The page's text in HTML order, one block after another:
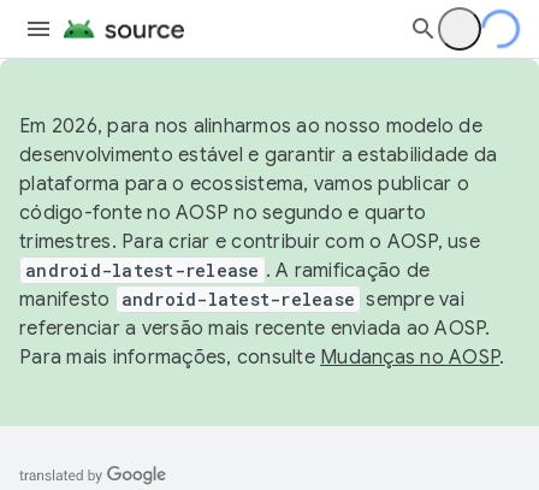
Em 2026, para nos alinharmos ao nosso modelo de
desenvolvimento estável e garantir a estabilidade da
plataforma para o ecossistema, vamos publicar o
código-fonte no AOSP no segundo e quarto
trimestres. Para criar e contribuir com o AOSP, use
android-latest-release . A ramificação de
manifesto
android-latest-release sempre vai
referenciar a versão mais recente enviada ao AOSP.
Para mais informações, consulte Mudanças no AOSP.